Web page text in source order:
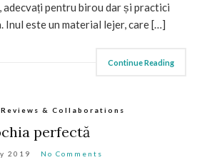
pentru birou dar și practici
este un material lejer, care […]
Continue Reading
Reviews & Collaborations
perfectă
2019 No Comments